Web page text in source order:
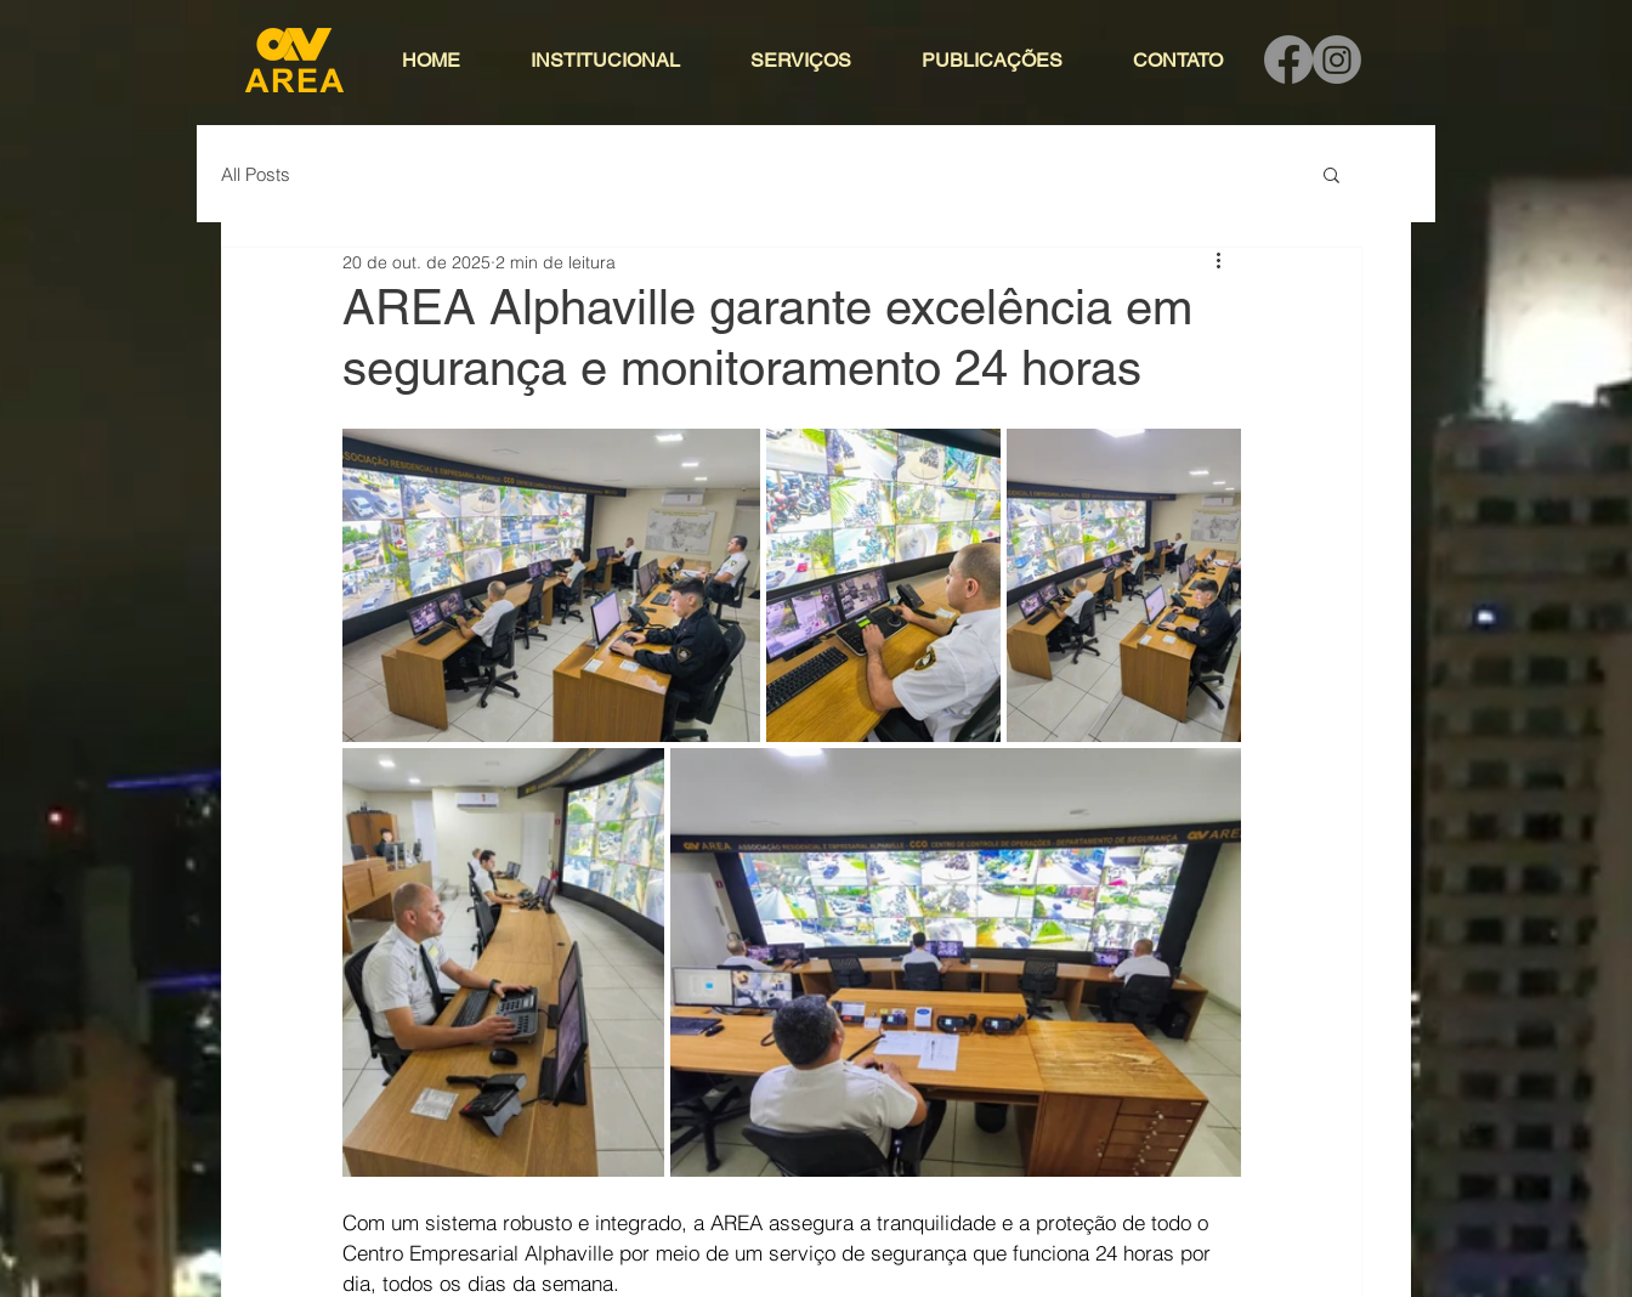
HOME INSTITUCIONAL SERVIÇOS PUBLICAÇÕES CONTATO
All Posts
AREA Alphaville garante excelência em
segurança e monitoramento 24 horas
20 de out. de 2025 2 min de leitura
Com um sistema robusto e integrado, a AREA assegura a tranquilidade e a proteção de todo o
Centro Empresarial Alphaville por meio de um serviço de segurança que funciona 24 horas por
dia, todos os dias da semana.